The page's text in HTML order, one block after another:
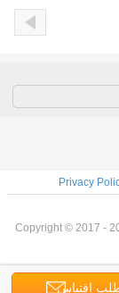
اقتباس
Privacy
Copyright © 2017 -